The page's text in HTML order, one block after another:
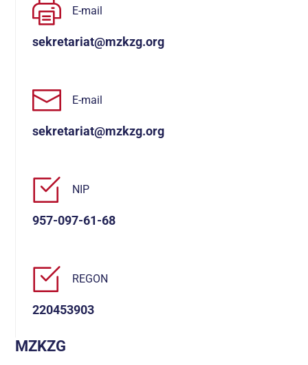
E-mail
sekretariat@mzkzg.org
E-mail
sekretariat@mzkzg.org
NIP
957-097-61-68
REGON
220453903
MZKZG